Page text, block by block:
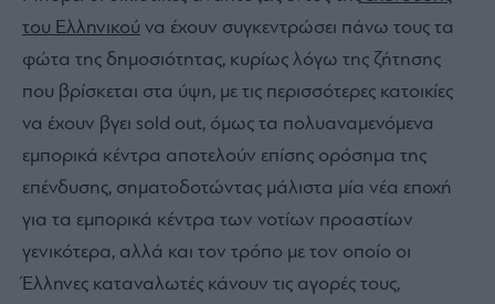
του Ελληνικού να έχουν συγκεντρώσει πάνω τους τα
φώτα της δημοσιότητας, κυρίως λόγω της ζήτησης
που βρίσκεται στα ύψη, με τις περισσότερες κατοικίες
να έχουν βγει sold out, όμως τα πολυαναμενόμενα
εμπορικά κέντρα αποτελούν επίσης ορόσημα της
επένδυσης, σηματοδοτώντας μάλιστα μία νέα εποχή
για τα εμπορικά κέντρα των νοτίων προαστίων
γενικότερα, αλλά και τον τρόπο με τον οποίο οι
Έλληνες καταναλωτές κάνουν τις αγορές τους,